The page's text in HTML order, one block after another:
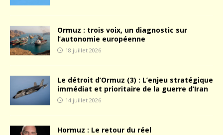
Ormuz : trois voix, un diagnostic sur
l’autonomie européenne
18 juillet 2026
Le détroit d’Ormuz (3) : L’enjeu stratégique
immédiat et prioritaire de la guerre d’Iran
14 juillet 2026
Hormuz : Le retour du réel